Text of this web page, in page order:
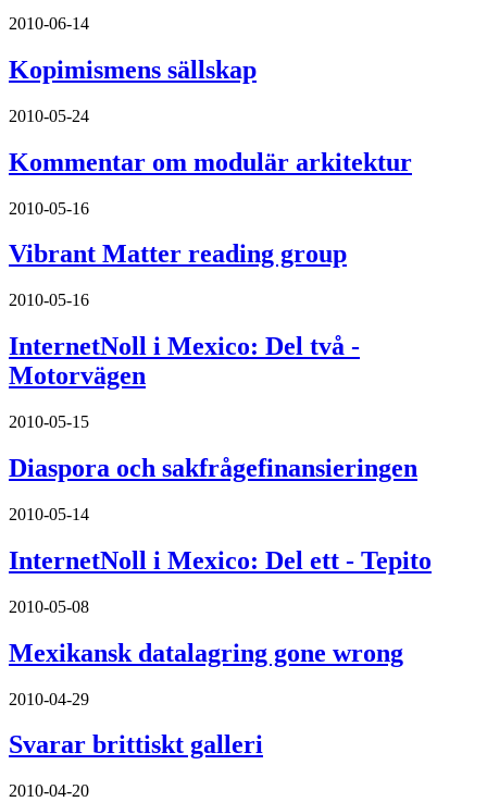
2010-06-14
Kopimismens sällskap
2010-05-24
Kommentar om modulär arkitektur
2010-05-16
Vibrant Matter reading group
2010-05-16
InternetNoll i Mexico: Del två -
Motorvägen
2010-05-15
Diaspora och sakfrågefinansieringen
2010-05-14
InternetNoll i Mexico: Del ett - Tepito
2010-05-08
Mexikansk datalagring gone wrong
2010-04-29
Svarar brittiskt galleri
2010-04-20